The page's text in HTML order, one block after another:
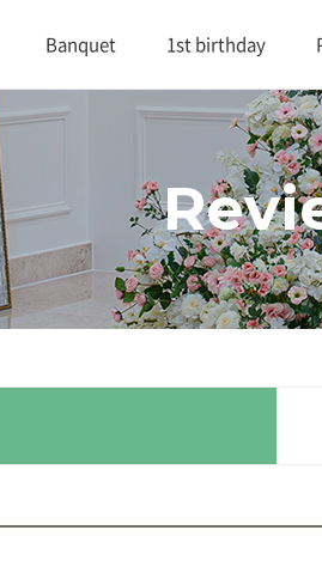
Banquet
연회실적
Buffet
1st birthday
1st birthday